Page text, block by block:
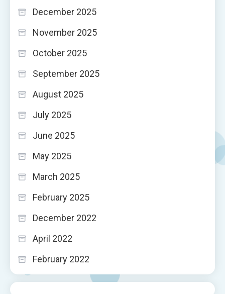
December 2025
November 2025
October 2025
September 2025
August 2025
July 2025
June 2025
May 2025
March 2025
February 2025
December 2022
April 2022
February 2022